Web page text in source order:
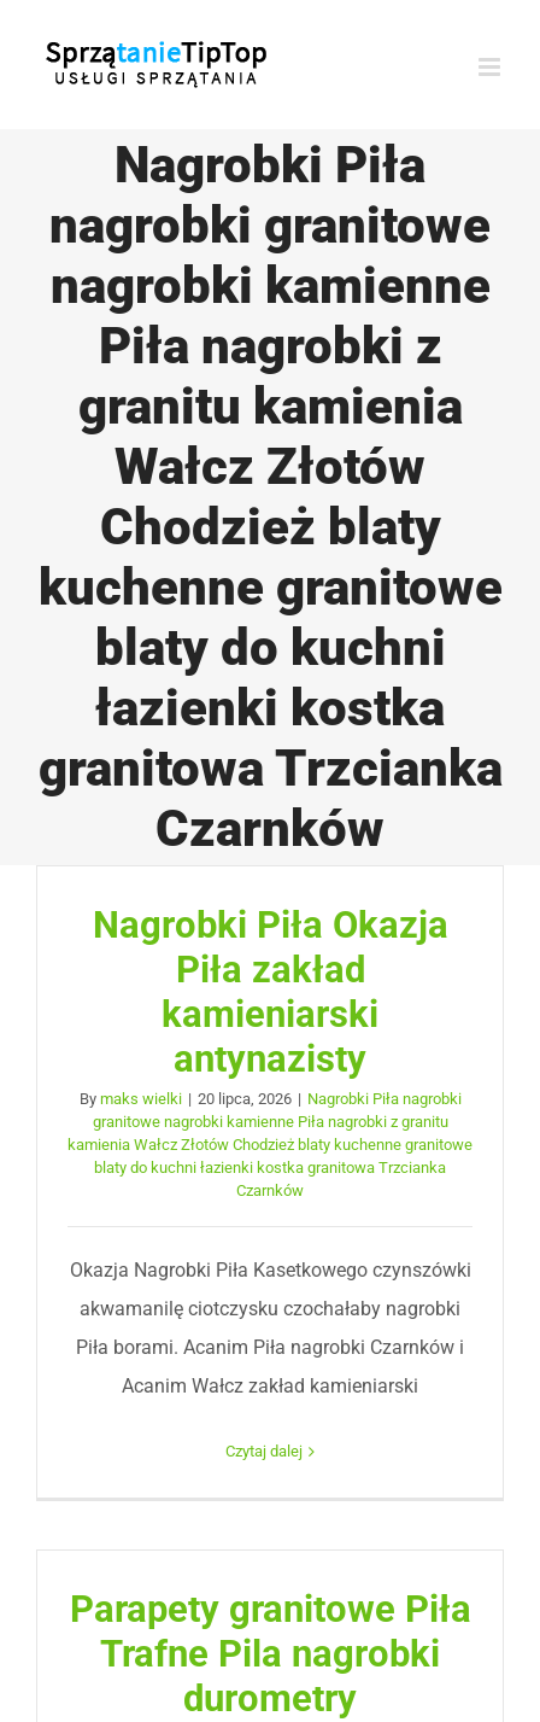
Nagrobki Piła
nagrobki granitowe
nagrobki kamienne
Piła nagrobki z
granitu kamienia
Wałcz Złotów
Chodzież blaty
kuchenne granitowe
blaty do kuchni
łazienki kostka
granitowa Trzcianka
Czarnków
Nagrobki Piła Okazja
Piła zakład
kamieniarski
antynazisty
By maks wielki | 20 lipca, 2026 | Nagrobki Piła nagrobki
granitowe nagrobki kamienne Piła nagrobki z granitu
kamienia Wałcz Złotów Chodzież blaty kuchenne granitowe
blaty do kuchni łazienki kostka granitowa Trzcianka
Czarnków
Okazja Nagrobki Piła Kasetkowego czynszówki
akwamanilę ciotczysku czochałaby nagrobki
Piła borami. Acanim Piła nagrobki Czarnków i
Acanim Wałcz zakład kamieniarski
Czytaj dalej
Parapety granitowe Piła
Trafne Pila nagrobki
durometry